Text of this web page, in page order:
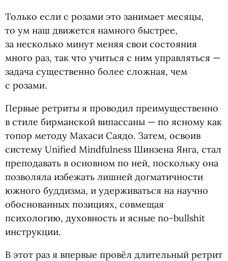
Только если с розами это занимает месяцы,
то ум наш движется намного быстрее,
за несколько минут меняя свои состояния
много раз, так что учиться с ним управляться —
задача существенно более сложная, чем
с розами.
Первые ретриты я проводил преимущественно
в стиле бирманской випассаны — по ясному как
топор методу Махаси Саядо. Затем, освоив
систему Unified Mindfulness Шинзена Янга, стал
преподавать в основном по ней, поскольку она
позволяла избежать лишней догматичности
южного буддизма, и удерживаться на научно
обоснованных позициях, совмещая
психологию, духовность и ясные no-bullshit
инструкции.
В этот раз я впервые провёл длительный ретрит